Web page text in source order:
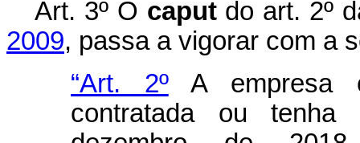
Art. 3º O caputdo art. 2º
2009, passa a vigorar com a
“Art. 2ºA empresa
contratada ou